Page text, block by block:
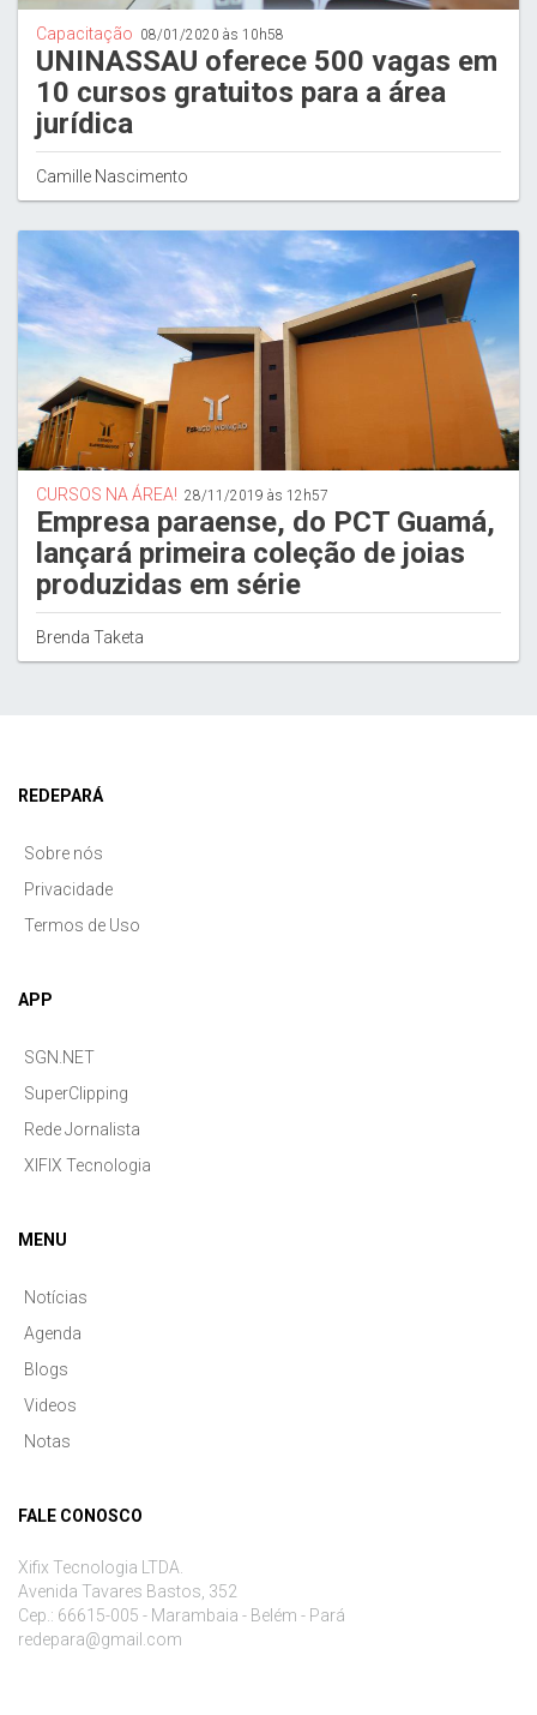
Capacitação 08/01/2020 às 10h58
UNINASSAU oferece 500 vagas em
10 cursos gratuitos para a área
jurídica
Camille Nascimento
CURSOS NA ÁREA! 28/11/2019 às 12h57
Empresa paraense, do PCT Guamá,
lançará primeira coleção de joias
produzidas em série
Brenda Taketa
REDEPARÁ
Sobre nós
Privacidade
Termos de Uso
APP
SGN.NET
SuperClipping
Rede Jornalista
XIFIX Tecnologia
MENU
Notícias
Agenda
Blogs
Videos
Notas
FALE CONOSCO
Xifix Tecnologia LTDA.
Avenida Tavares Bastos, 352
Cep.: 66615-005 - Marambaia - Belém - Pará
redepara@gmail.com